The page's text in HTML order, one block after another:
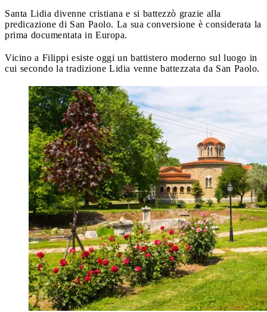
Santa Lidia divenne cristiana e si battezzò grazie alla
predicazione di San Paolo. La sua conversione è considerata la
prima documentata in Europa.
Vicino a Filippi esiste oggi un battistero moderno sul luogo in
cui secondo la tradizione Lidia venne battezzata da San Paolo.